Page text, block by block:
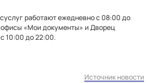
работают ежедневно с 08:00 до
«Мои документы» и Дворец
10:00 до 22:00.
Источник новости